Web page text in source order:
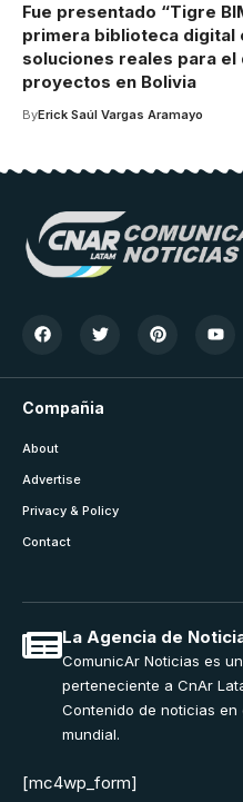
Fue presentado “Tigre
primera biblioteca digital
soluciones reales para el
proyectos en Bolivia
ByErick Saúl Vargas Aramayo
Compañia
About
Advertise
Privacy & Policy
Contact
La Agencia de
ComunicAr Noticias es
perteneciente a CnAr
Contenido de noticias
mundial.
[mc4wp_form]